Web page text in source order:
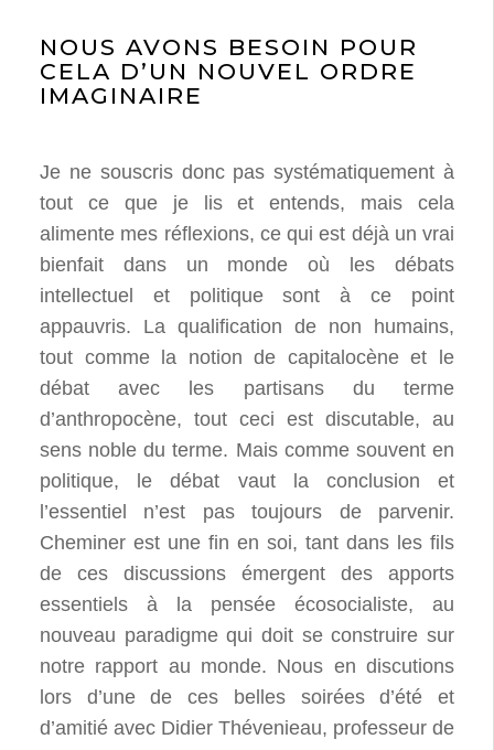
NOUS AVONS BESOIN POUR
CELA D’UN NOUVEL ORDRE
IMAGINAIRE
Je ne souscris donc pas systématiquement à
tout ce que je lis et entends, mais cela
alimente mes réflexions, ce qui est déjà un vrai
bienfait dans un monde où les débats
intellectuel et politique sont à ce point
appauvris. La qualification de non humains,
tout comme la notion de capitalocène et le
débat avec les partisans du terme
d’anthropocène, tout ceci est discutable, au
sens noble du terme. Mais comme souvent en
politique, le débat vaut la conclusion et
l’essentiel n’est pas toujours de parvenir.
Cheminer est une fin en soi, tant dans les fils
de ces discussions émergent des apports
essentiels à la pensée écosocialiste, au
nouveau paradigme qui doit se construire sur
notre rapport au monde. Nous en discutions
lors d’une de ces belles soirées d’été et
d’amitié avec Didier Thévenieau, professeur de